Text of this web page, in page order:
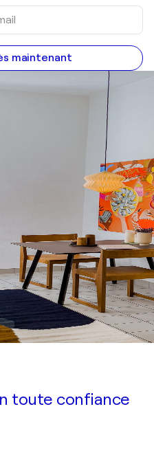
maintenant
toute confiance